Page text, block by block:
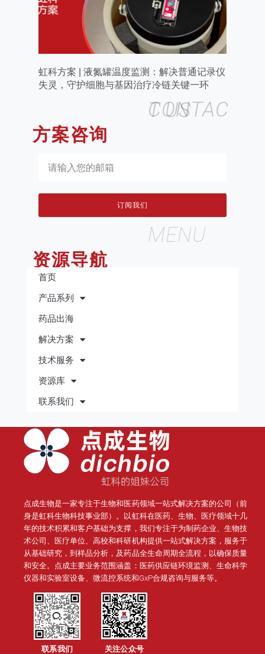
虹科方案 | 液氮罐温度监测：解决普通记录仪
失灵，守护细胞与基因治疗冷链关键一环
方案咨询
CONTACT US
订阅我们
资源导航
MENU
首页
产品系列
药品出海
解决方案
技术服务
资源库
联系我们
点成生物是一家专注于生物和医药领域一站式解决方案的公司（前
身是虹科生物科技事业部）。
以虹科在医药、生物、医疗领域十几
年的技术积累和客户基础为支撑，我们专注于为制药企业、生物技
术公司、医疗单位、高校和科研机构提供一站式解决方案，服务于
从基础研究，到样品分析，及药品全生命周期全流程，以确保质量
和安全。点成主要业务范围涵盖：医药供应链环境监测、生命科学
仪器和实验室设备、微流控系统和GxP合规咨询与服务等。
联系我们 关注公众号